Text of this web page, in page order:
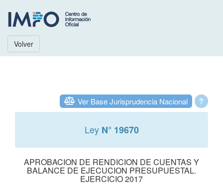
Volver
?
Ver Base Jurisprudencia Nacional
Ley N° 19670
APROBACION DE RENDICION DE CUENTAS Y
BALANCE DE EJECUCION PRESUPUESTAL.
EJERCICIO 2017